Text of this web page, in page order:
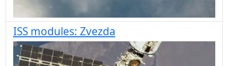
ISS modules: Zvezda